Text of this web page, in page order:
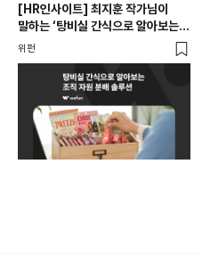
[HR인사이트] 최지훈 작가님이
말하는 ‘탕비실 간식으로 알아보는
조직 자원 분배 솔루션 ’ㅣ조직문화,
위펀